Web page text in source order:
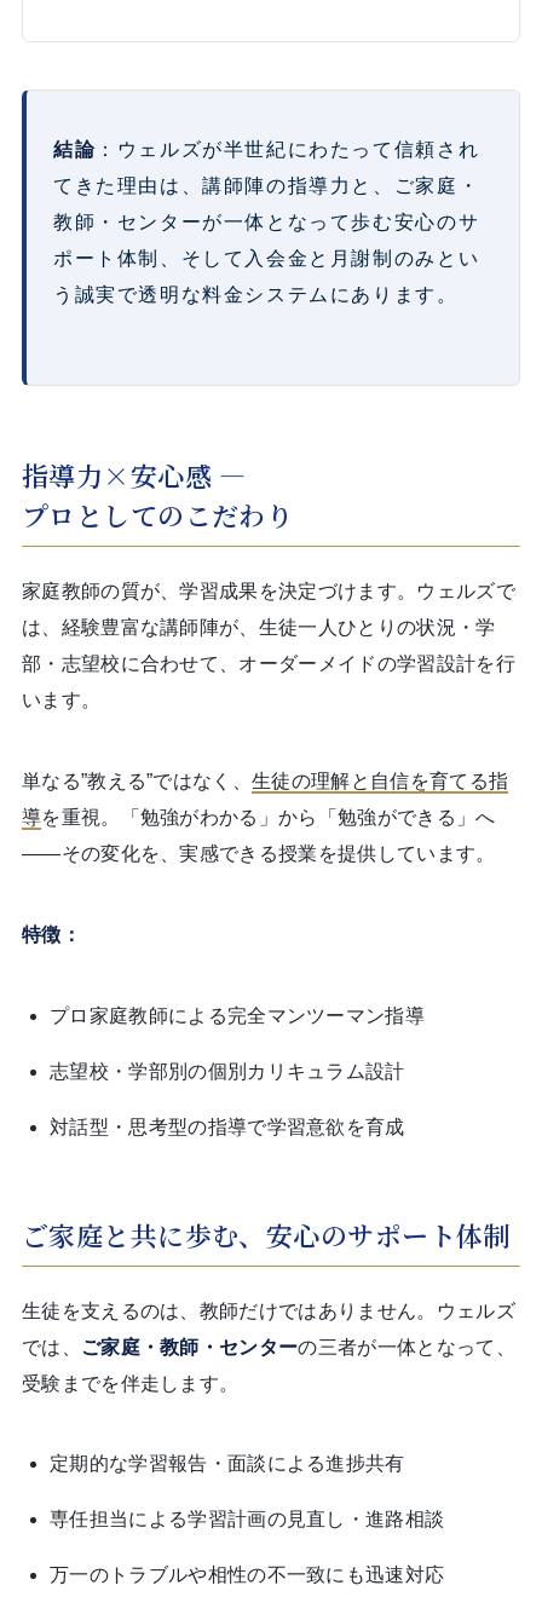
結論 ：ウェルズが半世紀にわたって信頼され
てきた理由は、講師陣の指導力と、ご家庭・
教師・センターが一体となって歩む安心のサ
ポート体制、そして入会金と月謝制のみとい
う誠実で透明な料金システムにあります。
指導力×安心感 ―
プロとしてのこだわり
家庭教師の質が、学習成果を決定づけます。ウェルズで
は、経験豊富な講師陣が、生徒一人ひとりの状況・学
部・志望校に合わせて、オーダーメイドの学習設計を行
います。
単なる”教える”ではなく、生徒の理解と自信を育てる指
導を重視。「勉強がわかる」から「勉強ができる」へ
――その変化を、実感できる授業を提供しています。
特徴：
プロ家庭教師による完全マンツーマン指導
志望校・学部別の個別カリキュラム設計
対話型・思考型の指導で学習意欲を育成
ご家庭と共に歩む、安心のサポート体制
生徒を支えるのは、教師だけではありません。ウェルズ
では、 ご家庭・教師・センターの三者が一体となって、
受験までを伴走します。
定期的な学習報告・面談による進捗共有
専任担当による学習計画の見直し・進路相談
万一のトラブルや相性の不一致にも迅速対応